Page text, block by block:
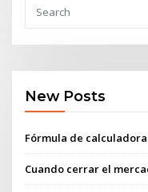
New Posts
Fórmula de
Cuando cerrar el